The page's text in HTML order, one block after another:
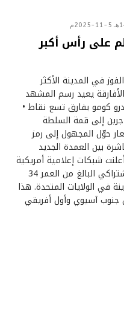
على رأس أكبر
في المدينة الأكثر
يعيد رسم المشهد
كومو بفارق تسع نقاط •
إلى قمة السلطة
حوّل المجهول إلى رمز
بين العمدة الجديد
شبكات إعلامية أمريكية
فوز زهران مامداني، الديمقراطي الاشتراكي البالغ من العمر 34
في الولايات المتحدة. هذا
جنوب آسيوي وأول أفريقي